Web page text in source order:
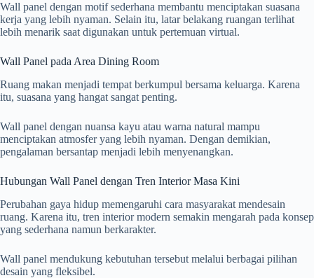
Wall panel dengan motif sederhana membantu menciptakan suasana
kerja yang lebih nyaman. Selain itu, latar belakang ruangan terlihat
lebih menarik saat digunakan untuk pertemuan virtual.
Wall Panel pada Area Dining Room
Ruang makan menjadi tempat berkumpul bersama keluarga. Karena
itu, suasana yang hangat sangat penting.
Wall panel dengan nuansa kayu atau warna natural mampu
menciptakan atmosfer yang lebih nyaman. Dengan demikian,
pengalaman bersantap menjadi lebih menyenangkan.
Hubungan Wall Panel dengan Tren Interior Masa Kini
Perubahan gaya hidup memengaruhi cara masyarakat mendesain
ruang. Karena itu, tren interior modern semakin mengarah pada konsep
yang sederhana namun berkarakter.
Wall panel mendukung kebutuhan tersebut melalui berbagai pilihan
desain yang fleksibel.